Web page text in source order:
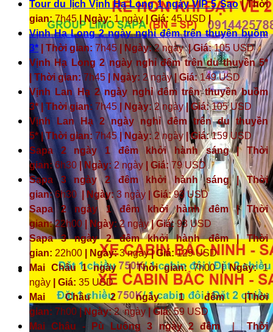
Tour du lịch Vịnh Hạ Long 1 ngày VIP 5 Sao| Thời
gian:7h45| Ngày:1 ngày| Giá: 45 USD |
Vịnh Hạ Long 2 ngày nghỉ đêm trên thuyền buồm
3* | Thời gian: 7h45 | Ngày:2 ngày| Giá:105 USD
Vịnh Hạ Long 2 ngày nghỉ đêm trên du thuyền 5*
| Thời gian:7h45| Ngày: 2 ngày| Giá:149 USD
Vịnh Lan Hạ 2 ngày nghỉ đêm trên thuyền buồm
3* | Thời gian: 7h45| Ngày:2 ngày| Giá:105 USD
Vịnh Lan Hạ 2 ngày nghỉ đêm trên du thuyền
5* | Thời gian:7h45| Ngày:2 ngày | Giá:159 USD
Sapa 2 ngày 1 đêm khởi hành sáng | Thời
gian:6h30 | Ngày:2 ngày | Giá:79 USD
Sapa 3 ngày 2 đêm khởi hành sáng | Thời
gian:6h30 | Ngày: 3 ngày | Giá:93 USD
Sapa 2 ngày 1 đêm khởi hành đêm | Thời
gian:22h00 | Ngày:2 ngày| Giá:93 USD
Sapa 3 ngày 2 đêm khởi hành đêm | Thời
gian: 22h00 | Ngày:3 ngày| Giá:129 USD
Mai Châu 1 ngày | Thời gian:7h00| Ngày:1
ngày
| Giá: 35 USD
Mai Châu 2 ngày 1 đêm |Thời
gian: 7h00 | Ngày:2 ngày |Giá:59 USD
Mai Châu - Pù Luông 3 ngày 2 đêm|
Thời